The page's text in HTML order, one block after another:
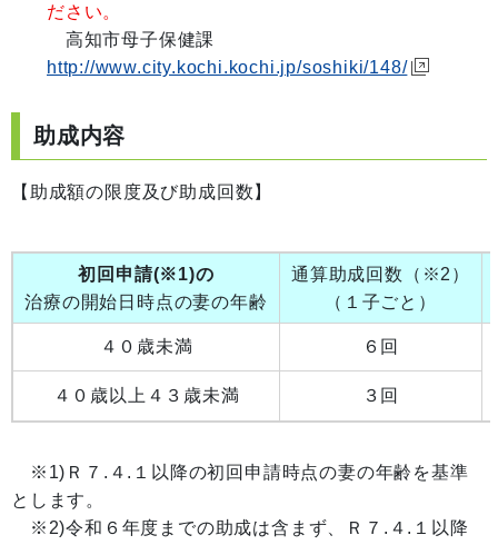
ださい。
高知市母子保健課
http://www.city.kochi.kochi.jp/soshiki/148/
助成内容
【助成額の限度及び助成回数】
初回申請(※1)の
治療の開始日時点の妻の年齢
通算助成回数（※2）
（１子ごと）
４０歳未満 ６回
４０歳以上４３歳未満
３回
※1)Ｒ７.４.１以降の初回申請時点の妻の年齢を基準
とします。
※2)令和６年度までの助成は含まず、Ｒ７.４.１以降